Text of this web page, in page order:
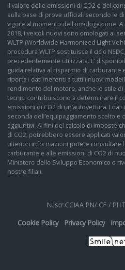
Il valore delle emissioni di CO2 e del
sulla base di prove ufficiali secondo le
vigore al momento dell'omologazione.
2018, i veicoli nuovi sono omologati ai
WLTP (Worldwide Harmonized Light
procedura WLTP sostituisce il ciclo
precedentemente utilizzata. E’
guida relativa al risparmio di carburante
riporta i dati inerenti a tutti i nuovi
rendimento del motore, anche lo stile
tecnici contribuiscono a determinare il
emissioni di CO2 di un’autovettura. I
seconda dell’equipaggiamento scelto e
aggiuntivi. Ai fini del calcolo di imposte
di CO2, potrebbero essere applicati
ulteriori informazioni potete consultare
carburante e alle emissioni di CO2 di
Ministero dello Sviluppo Economico o
nostre filiali.
N.Iscr.CCIAA PN/ CF / PI
Cookie Policy
Privacy Policy